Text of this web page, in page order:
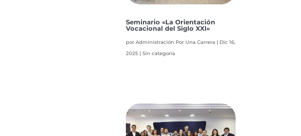
Seminario «La Orientación
Vocacional del Siglo XXI»
porAdministración Por Una Carrera | Dic 16,
2025 |Sin categoría